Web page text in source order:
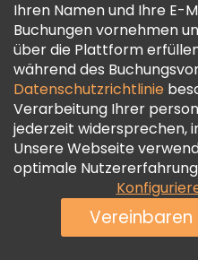
Freetour Auszeichnungen
Treueprogramm
Ihren Namen und Ihre E-
Buchungen vornehmen
über die Plattform
während des
Datenschutzrichtlinie
Verarbeitung Ihrer
jederzeit widersprechen,
Unsere Webseite
optimale
Vereinbaren